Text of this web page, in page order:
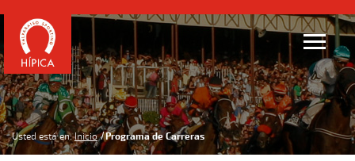
Usted está en: Inicio Programa de Carreras